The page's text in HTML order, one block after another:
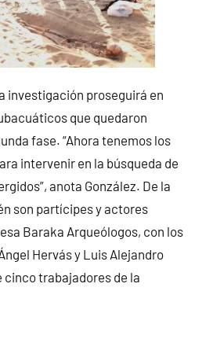
investigación proseguirá en
que quedaron
fase. “Ahora tenemos los
intervenir en la búsqueda de
anota González. De la
son partícipes y actores
Baraka Arqueólogos, con los
Hervás y Luis Alejandro
cinco trabajadores de la